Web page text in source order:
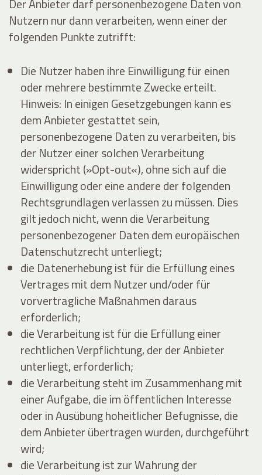
Der Anbieter darf personenbezogene Daten von
Nutzern nur dann verarbeiten, wenn einer der
folgenden Punkte zutrifft:
Die Nutzer haben ihre Einwilligung für einen
oder mehrere bestimmte Zwecke erteilt.
Hinweis: In einigen Gesetzgebungen kann es
dem Anbieter gestattet sein,
personenbezogene Daten zu verarbeiten, bis
der Nutzer einer solchen Verarbeitung
widerspricht (»Opt-out«), ohne sich auf die
Einwilligung oder eine andere der folgenden
Rechtsgrundlagen verlassen zu müssen. Dies
gilt jedoch nicht, wenn die Verarbeitung
personenbezogener Daten dem europäischen
Datenschutzrecht unterliegt;
die Datenerhebung ist für die Erfüllung eines
Vertrages mit dem Nutzer und/oder für
vorvertragliche Maßnahmen daraus
erforderlich;
die Verarbeitung ist für die Erfüllung einer
rechtlichen Verpflichtung, der der Anbieter
unterliegt, erforderlich;
die Verarbeitung steht im Zusammenhang mit
einer Aufgabe, die im öffentlichen Interesse
oder in Ausübung hoheitlicher Befugnisse, die
dem Anbieter übertragen wurden, durchgeführt
wird;
die Verarbeitung ist zur Wahrung der